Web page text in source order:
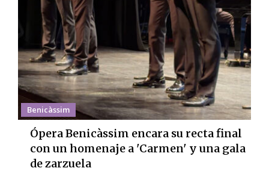
Benicàssim
Ópera Benicàssim encara su recta final
con un homenaje a 'Carmen' y una gala
de zarzuela